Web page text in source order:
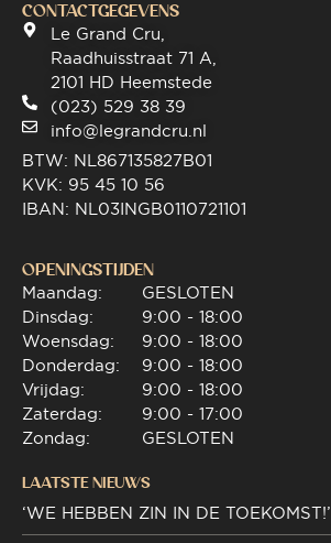
CONTACTGEGEVENS
Le Grand Cru,
Raadhuisstraat 71 A,
2101 HD Heemstede
(023) 529 38 39
info@legrandcru.nl
BTW: NL867135827B01
KVK: 95 45 10 56
IBAN: NL03INGB0110721101
OPENINGSTIJDEN
Maandag:
Dinsdag:
Woensdag:
Donderdag:
Vrijdag:
Zaterdag:
Zondag:
GESLOTEN
9:00 - 18:00
9:00 - 18:00
9:00 - 18:00
9:00 - 18:00
9:00 - 17:00
GESLOTEN
LAATSTE NIEUWS
‘WE HEBBEN ZIN IN DE TOEKOMST!’